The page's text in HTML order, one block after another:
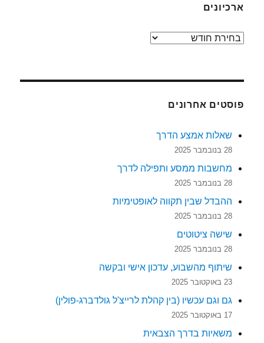
ארכיונים
ארכיונים
פוסטים אחרונים
שאלות אמצע הדרך
28 בנובמבר 2025
מחשבות ממסע ותפילה לדרך
28 בנובמבר 2025
ההבדל שבין תקווה לאופטימיות
28 בנובמבר 2025
שישה ציטוטים
28 בנובמבר 2025
שיתוף מהשבוע, עדכון אישי ובקשה
23 באוקטובר 2025
גם וגם עכשיו (בין קהלת לרייצ'ל גולדברג-פולין)
17 באוקטובר 2025
משאיות בדרך הצבאית